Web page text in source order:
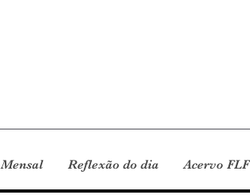
Reflexão do dia Acervo FLF